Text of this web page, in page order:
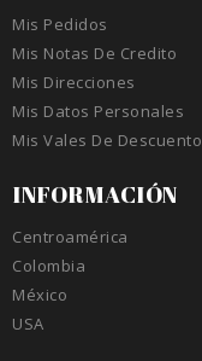
Mis Pedidos
Mis Notas De Credito
Mis Direcciones
Mis Datos Personales
Mis Vales De Descuento
INFORMACIÓN
Centroamérica
Colombia
México
USA